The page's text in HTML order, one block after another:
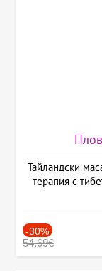
Тайландски
терапия с
-30%
54.69€